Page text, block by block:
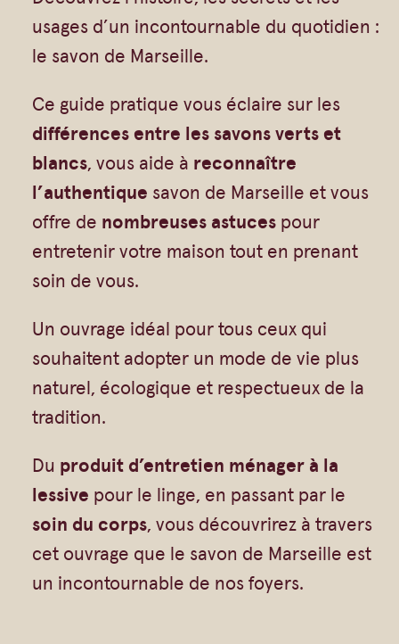
Vrac
Authentiques
Beurre de Karité
Végétales
Barres détachantes
Savon Noir
Savons sur corde
Argiles
Eaux florales
Exfoliants
Gommages
Hydratants
Savons en barre
Huiles
Savons sur corde
Gommages
Huiles
Shampoings
Livres
usages d’un incontournable du quotidien :
le savon de Marseille.
Ce guide pratique vous éclaire sur les
différences entre les savons verts et
blancs, vous aide à reconnaître
l’authentique savon de Marseille et vous
offre de nombreuses astuces pour
entretenir votre maison tout en prenant
soin de vous.
Un ouvrage idéal pour tous ceux qui
souhaitent adopter un mode de vie plus
naturel, écologique et respectueux de la
tradition.
Du produit d’entretien ménager à la
lessive pour le linge, en passant par le
soin du corps, vous découvrirez à travers
cet ouvrage que le savon de Marseille est
un incontournable de nos foyers.
t
i
é
d
e
L
i
v
r
1
0
0
0
i
d
é
e
s